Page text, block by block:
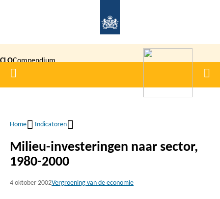
inhoud
gaan
CLOCompendium
voor de
Home
Kruimelpad
Home Indicatoren
Milieu-investeringen naar sector,
1980-2000
4 oktober 2002Vergroening van de economie